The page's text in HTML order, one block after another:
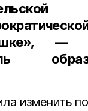
—
изменить